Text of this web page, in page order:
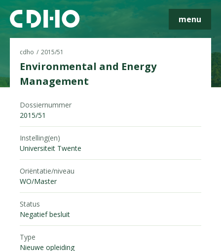
menu
cdho 2015/51
Environmental and Energy
Management
Dossiernummer
2015/51
Instelling(en)
Universiteit Twente
Oriëntatie/niveau
WO/Master
Status
Negatief besluit
Type
Nieuwe opleiding